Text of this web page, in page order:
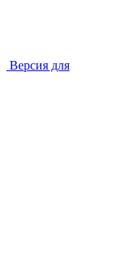
Версия для